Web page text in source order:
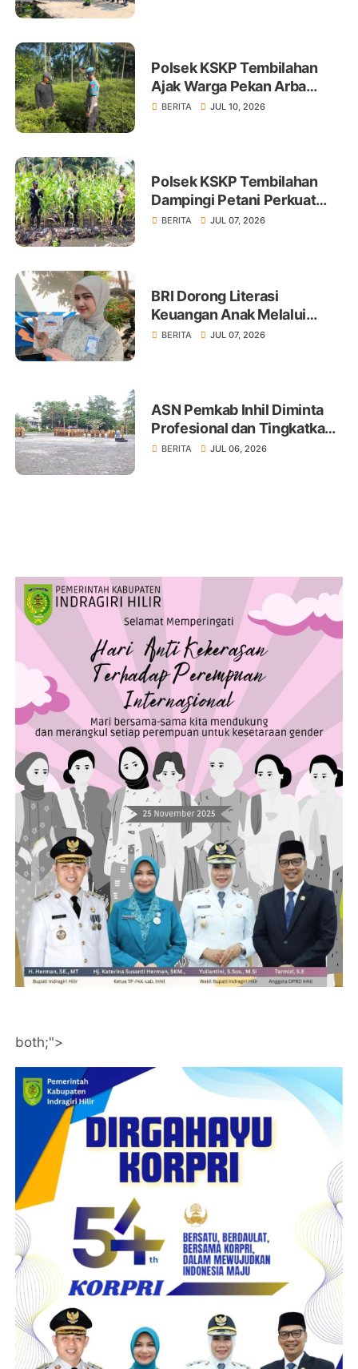
Polsek KSKP Tembilahan
Ajak Warga Pekan Arba
Tanam Cabai Dukung
BERITA JUL 10, 2026
Polsek KSKP Tembilahan
Dampingi Petani Perkuat
Swasembada Pangan
BERITA JUL 07, 2026
BRI Dorong Literasi
Keuangan Anak Melalui
Produk BritAma Junio
BERITA JUL 07, 2026
ASN Pemkab Inhil Diminta
Profesional dan Tingkatkan
Pelayanan Publik
BERITA JUL 06, 2026
both;">